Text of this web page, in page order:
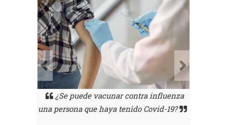
El Dr. Julián Chaviano Pereira, explica